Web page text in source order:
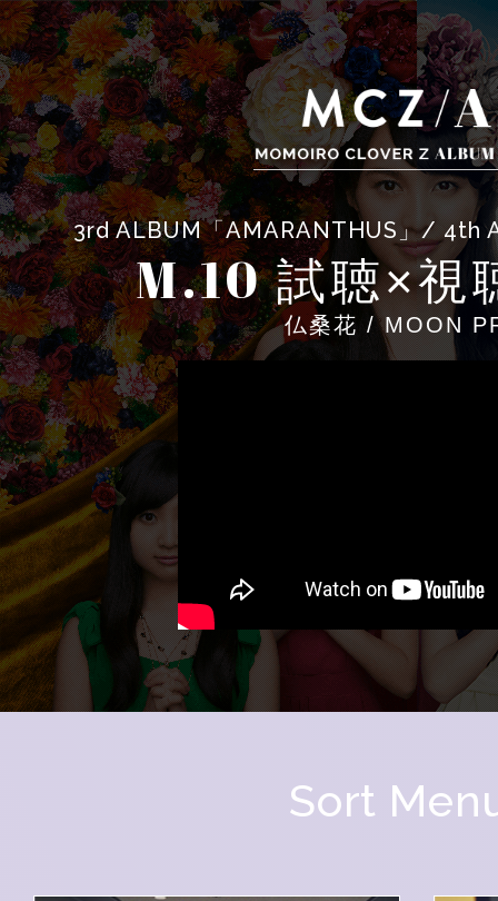
3rd ALBUM「AMARANTHUS」/ 4th
M.10試聴×視
仏桑花 / MOON
Sort